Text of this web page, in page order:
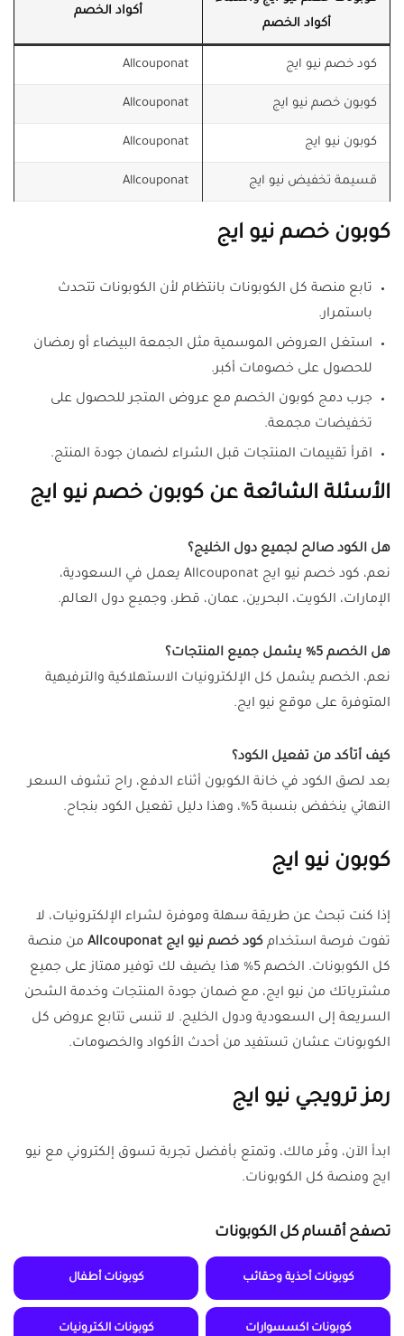
أكواد الخصم
أكواد الخصم
كود خصم نيو ايج Allcouponat
كوبون خصم نيو ايج Allcouponat
كوبون نيو ايج Allcouponat
قسيمة تخفيض نيو ايج Allcouponat
كوبون خصم نيو ايج
تابع منصة كل الكوبونات بانتظام لأن الكوبونات تتحدث
باستمرار.
استغل العروض الموسمية مثل الجمعة البيضاء أو رمضان
للحصول على خصومات أكبر.
جرب دمج كوبون الخصم مع عروض المتجر للحصول على
تخفيضات مجمعة.
اقرأ تقييمات المنتجات قبل الشراء لضمان جودة المنتج.
الأسئلة الشائعة عن كوبون خصم نيو ايج
هل الكود صالح لجميع دول الخليج؟
نعم، كود خصم نيو ايج Allcouponat يعمل في السعودية،
الإمارات، الكويت، البحرين، عمان، قطر، وجميع دول العالم.
هل الخصم 5% يشمل جميع المنتجات؟
نعم، الخصم يشمل كل الإلكترونيات الاستهلاكية والترفيهية
المتوفرة على موقع نيو ايج.
كيف أتأكد من تفعيل الكود؟
بعد لصق الكود في خانة الكوبون أثناء الدفع، راح تشوف السعر
النهائي ينخفض بنسبة 5%، وهذا دليل تفعيل الكود بنجاح.
كوبون نيو ايج
إذا كنت تبحث عن طريقة سهلة وموفرة لشراء الإلكترونيات، لا
تفوت فرصة استخدام كود خصم نيو ايج Allcouponat
من منصة
كل الكوبونات. الخصم 5% هذا يضيف لك توفير ممتاز على جميع
مشترياتك من نيو ايج، مع ضمان جودة المنتجات وخدمة الشحن
السريعة إلى السعودية ودول الخليج. لا تنسى تتابع عروض كل
الكوبونات عشان تستفيد من أحدث الأكواد والخصومات.
رمز ترويجي نيو ايج
ابدأ الآن، وفّر مالك، وتمتع بأفضل تجربة تسوق إلكتروني مع نيو
ايج ومنصة كل الكوبونات.
تصفح أقسام كل الكوبونات
كوبونات أحذية وحقائب كوبونات أطفال
كوبونات اكسسوارات كوبونات الكترونيات